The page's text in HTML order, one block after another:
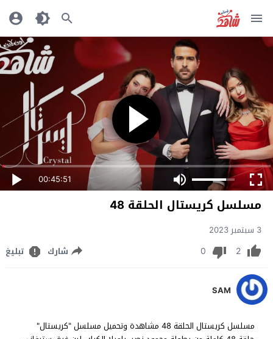
00:45:51
مسلسل كريستال الحلقة 48
3 سبتمبر 2023
2
0 شارك تبليغ
SAM
مسلسل كريستال الحلقة 48 مشاهدة وتحميل مسلسل "كريستال"